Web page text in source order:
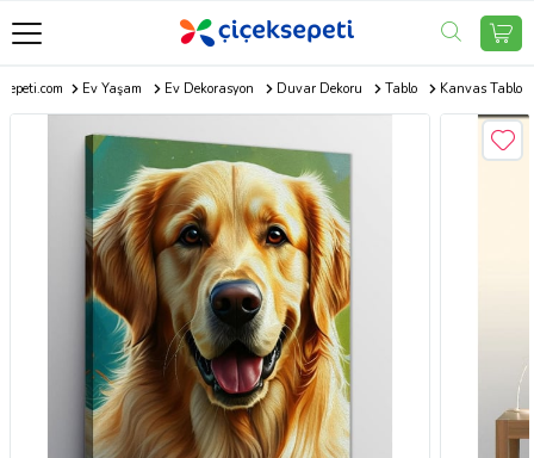
Ev Yaşam Ev Dekorasyon Duvar Dekoru Tablo Kanvas Tablo